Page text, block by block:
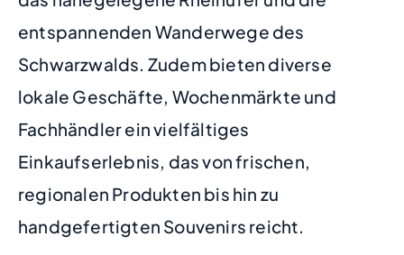
entspannenden Wanderwege des
Schwarzwalds. Zudem bieten diverse
lokale Geschäfte, Wochenmärkte und
Fachhändler ein vielfältiges
Einkaufserlebnis, das von frischen,
regionalen Produkten bis hin zu
handgefertigten Souvenirs reicht.